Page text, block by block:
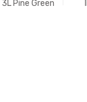
Pine Green